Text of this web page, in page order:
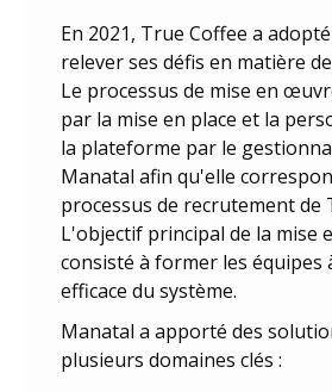
En 2021, True Coffee a
relever ses défis en matière
Le processus de mise en
par la mise en place et la
la plateforme par le
Manatal afin qu'elle
processus de recrutement de
L'objectif principal de la mise
consisté à former les équipes
efficace du système.
Manatal a apporté des
plusieurs domaines clés :